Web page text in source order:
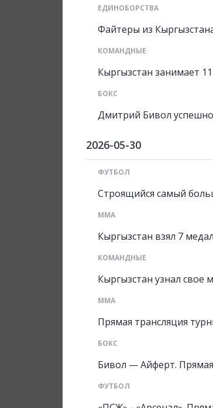
ЕДИНОБОРСТВА
Файтеры из
КОМАНДНЫЕ
Кыргызстан занимает
БОКС
Дмитрий Бивол
2026-05-30
ФУТБОЛ
Строящийся самый
ММА
Кыргызстан взял 7
КОМАНДНЫЕ
Кыргызстан узнал свое
ММА
Прямая трансляция
БОКС
Бивол — Айферт. Прямая
ФУТБОЛ